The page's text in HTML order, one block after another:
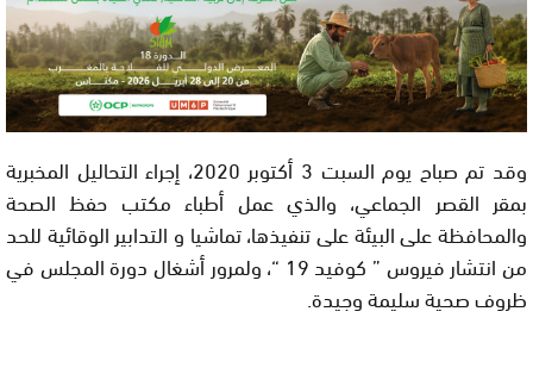
وقد تم صباح يوم السبت 3 أكتوبر 2020، إجراء التحاليل المخبرية
بمقر القصر الجماعي، والذي عمل أطباء مكتب حفظ الصحة
والمحافظة على البيئة على تنفيذها، تماشيا و التدابير الوقائية للحد
من انتشار فيروس ” كوفيد 19 “، ولمرور أشغال دورة المجلس في
ظروف صحية سليمة وجيدة.